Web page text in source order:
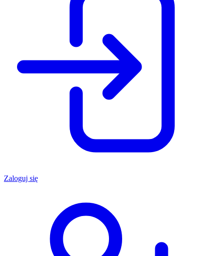
Zaloguj się